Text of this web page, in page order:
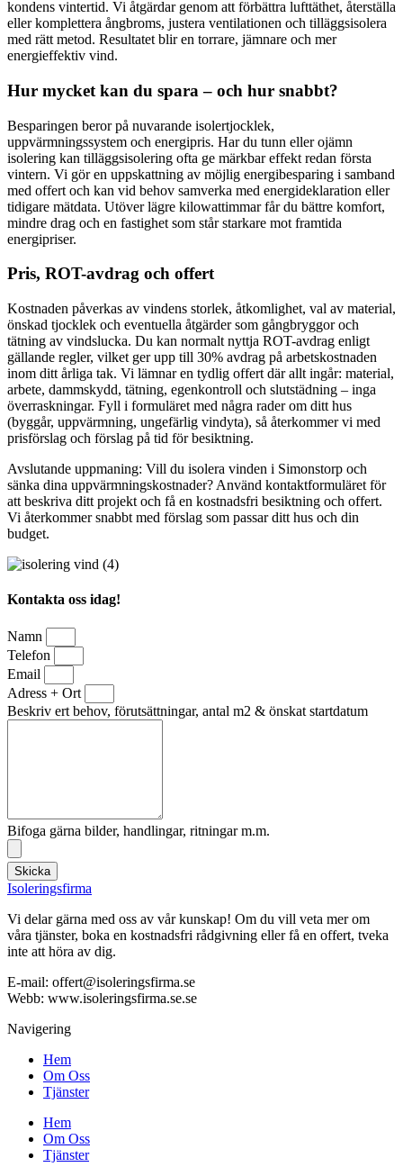
kondens vintertid. Vi åtgärdar genom att förbättra lufttäthet, återställa
eller komplettera ångbroms, justera ventilationen och tilläggsisolera
med rätt metod. Resultatet blir en torrare, jämnare och mer
energieffektiv vind.
Hur mycket kan du spara – och hur snabbt?
Besparingen beror på nuvarande isolertjocklek,
uppvärmningssystem och energipris. Har du tunn eller ojämn
isolering kan tilläggsisolering ofta ge märkbar effekt redan första
vintern. Vi gör en uppskattning av möjlig energibesparing i samband
med offert och kan vid behov samverka med energideklaration eller
tidigare mätdata. Utöver lägre kilowattimmar får du bättre komfort,
mindre drag och en fastighet som står starkare mot framtida
energipriser.
Pris, ROT-avdrag och offert
Kostnaden påverkas av vindens storlek, åtkomlighet, val av material,
önskad tjocklek och eventuella åtgärder som gångbryggor och
tätning av vindslucka. Du kan normalt nyttja ROT-avdrag enligt
gällande regler, vilket ger upp till 30% avdrag på arbetskostnaden
inom ditt årliga tak. Vi lämnar en tydlig offert där allt ingår: material,
arbete, dammskydd, tätning, egenkontroll och slutstädning – inga
överraskningar. Fyll i formuläret med några rader om ditt hus
(byggår, uppvärmning, ungefärlig vindyta), så återkommer vi med
prisförslag och förslag på tid för besiktning.
Avslutande uppmaning: Vill du isolera vinden i Simonstorp och
sänka dina uppvärmningskostnader? Använd kontaktformuläret för
att beskriva ditt projekt och få en kostnadsfri besiktning och offert.
Vi återkommer snabbt med förslag som passar ditt hus och din
budget.
Kontakta oss idag!
Namn
Telefon
Email
Adress + Ort
Beskriv ert behov, förutsättningar, antal m2 & önskat startdatum
Bifoga gärna bilder, handlingar, ritningar m.m.
Skicka
Isoleringsfirma
Vi delar gärna med oss av vår kunskap! Om du vill veta mer om
våra tjänster, boka en kostnadsfri rådgivning eller få en offert, tveka
inte att höra av dig.
E-mail: offert@isoleringsfirma.se
Webb: www.isoleringsfirma.se.se
Navigering
Hem
Om Oss
Tjänster
Hem
Om Oss
Tjänster